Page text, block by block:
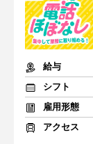
給与
シフト
雇用形態
アクセス